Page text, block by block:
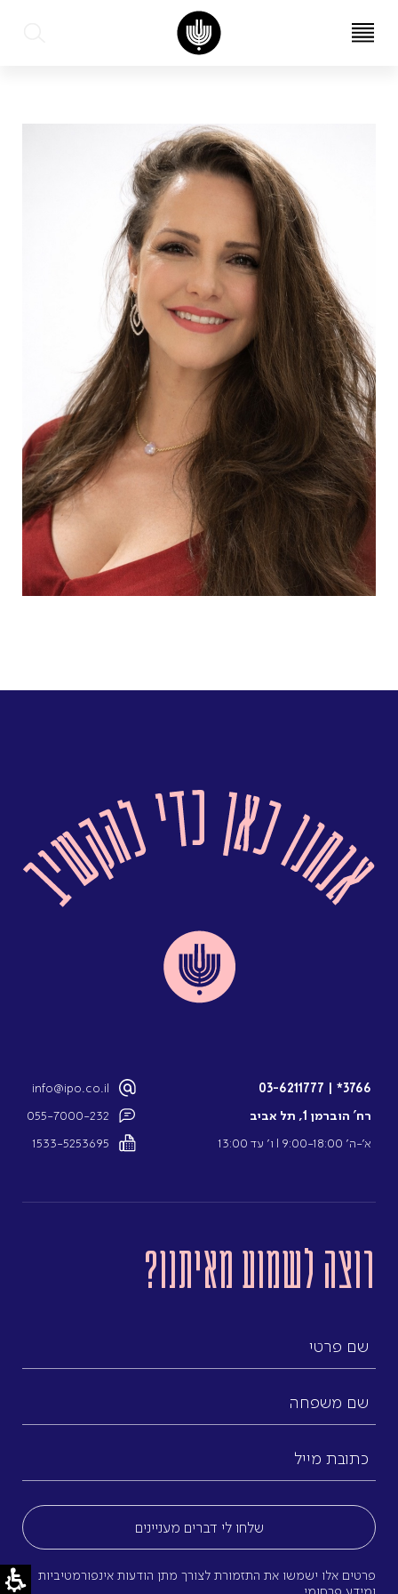
3766*
|
03-6211777
רח’ הוברמן 1, תל אביב
א’-ה’ 9:00-18:00 l ו’ עד 13:00
info@ipo.co.il
055-7000-232
1533-5253695
רוצה לשמוע מאיתנו?
פרטי
משפחה
מייל
פרטים אלו ישמשו את התזמורת לצורך מתן הודעות אינפורמטיביות